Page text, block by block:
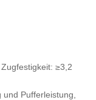
≥3,2
Pufferleistung,